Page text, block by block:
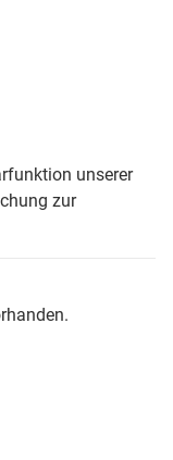
unserer
zur